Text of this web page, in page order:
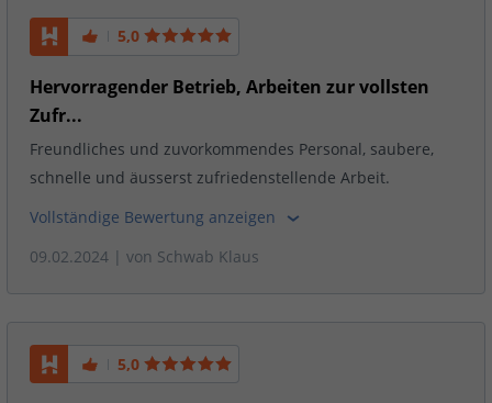
5,0
Hervorragender Betrieb, Arbeiten zur vollsten
Zufr...
Freundliches und zuvorkommendes Personal, saubere,
schnelle und äusserst zufriedenstellende Arbeit.
Vollständige Bewertung anzeigen
09.02.2024 | von Schwab Klaus
5,0